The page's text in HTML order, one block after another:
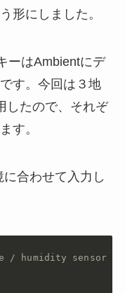
形にしました。
ーはAmbientにデ
す。今回は３地
したので、それぞ
す。
合わせて入力し
/ humidity sensor